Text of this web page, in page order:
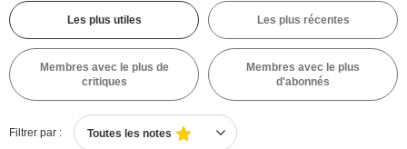
Les plus utiles Les plus récentes
Membres avec le plus de
critiques
Membres avec le plus
d'abonnés
Filtrer par : Toutes les notes